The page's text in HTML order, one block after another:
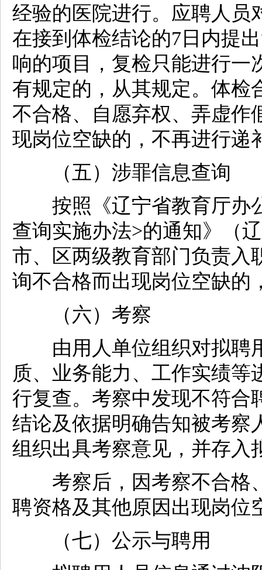
经验的医院进行。应聘人员
在接到体检结论的7日内提
响的项目，复检只能进行一
有规定的，从其规定。体检
不合格、自愿弃权、弄虚作
现岗位空缺的，不再进行递
（五）涉罪信息查询
按照《辽宁省教育厅办
查询实施办法>的通知》（
市、区两级教育部门负责入
询不合格而出现岗位空缺的
（六）考察
由用人单位组织对拟聘
质、业务能力、工作实绩等
行复查。考察中发现不符合
结论及依据明确告知被考察
组织出具考察意见，并存入
考察后，因考察不合格
聘资格及其他原因出现岗位
（七）公示与聘用